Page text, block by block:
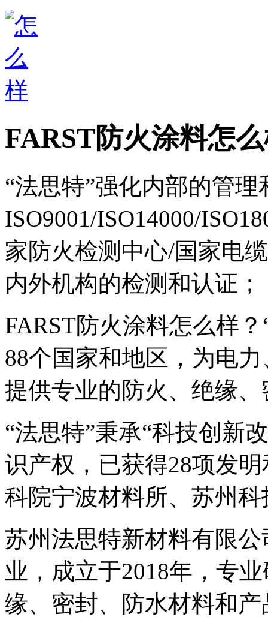
FARST防火涂料怎
“法思特”强化内部的管
ISO9001/ISO14000/
家防火检测中心/国家电
内外机构的检测和认证；
FARST防火涂料怎么样
88个国家和地区，为电
提供专业的防火、绝缘
“法思特”秉承“科技创新
识产权，已获得28项发
科院宁波材料所、苏州
苏州法思特新材料有限
业，成立于2018年，专
缘、密封、防水材料和